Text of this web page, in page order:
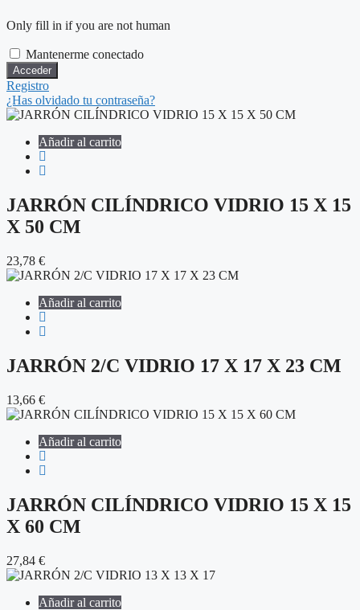
Only fill in if you are not human
Mantenerme conectado
Registro
¿Has olvidado tu contraseña?
Añadir al carrito
JARRÓN CILÍNDRICO VIDRIO 15 X 15
X 50 CM
23,78 €
Añadir al carrito
JARRÓN 2/C VIDRIO 17 X 17 X 23 CM
13,66 €
Añadir al carrito
JARRÓN CILÍNDRICO VIDRIO 15 X 15
X 60 CM
27,84 €
Añadir al carrito